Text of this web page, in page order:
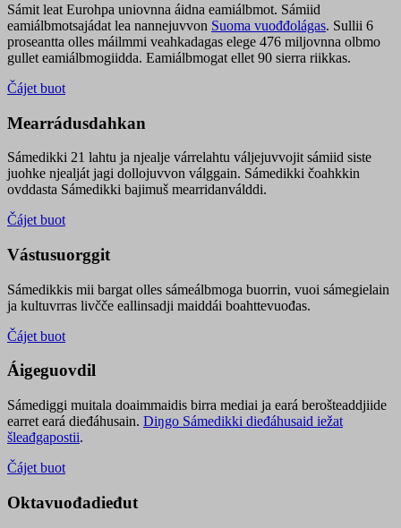
Sámit leat Eurohpa uniovnna áidna eamiálbmot. Sámiid
eamiálbmotsajádat lea nannejuvvon Suoma vuođđolágas. Sullii 6
proseantta olles máilmmi veahkadagas elege 476 miljovnna olbmo
gullet eamiálbmogiidda. Eamiálbmogat ellet 90 sierra riikkas.
Čájet buot
Mearrádusdahkan
Sámedikki 21 lahtu ja njealje várrelahtu váljejuvvojit sámiid siste
juohke njealját jagi dollojuvvon válggain. Sámedikki čoahkkin
ovddasta Sámedikki bajimuš mearridanválddi.
Čájet buot
Vástusuorggit
Sámedikkis mii bargat olles sámeálbmoga buorrin, vuoi sámegielain
ja kultuvrras livčče eallinsadji maiddái boahttevuođas.
Čájet buot
Áigeguovdil
Sámediggi muitala doaimmaidis birra mediai ja eará berošteaddjiide
earret eará dieđáhusain. Diŋgo Sámedikki dieđáhusaid iežat
šleađgapostii.
Čájet buot
Oktavuođadieđut